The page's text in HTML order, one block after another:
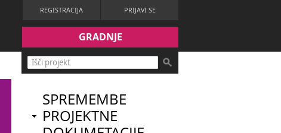
REGISTRACIJA PRIJAVI SE
GRADNJE
SPREMEMBE
PROJEKTNE